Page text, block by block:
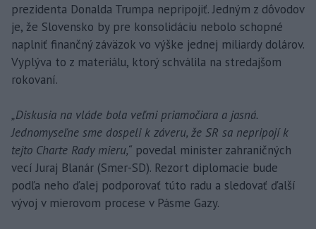
prezidenta Donalda Trumpa nepripojiť. Jedným z dôvodov
je, že Slovensko by pre konsolidáciu nebolo schopné
naplniť finančný záväzok vo výške jednej miliardy dolárov.
Vyplýva to z materiálu, ktorý schválila na stredajšom
rokovaní.
„Diskusia na vláde bola veľmi priamočiara a jasná.
Jednomyseľne sme dospeli k záveru, že SR sa nepripojí k
tejto Charte Rady mieru,“ povedal minister zahraničných
vecí Juraj Blanár (Smer-SD). Rezort diplomacie bude
podľa neho ďalej podporovať túto radu a sledovať ďalší
vývoj v mierovom procese v Pásme Gazy.